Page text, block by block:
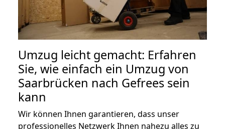
Umzug leicht gemacht: Erfahren
Sie, wie einfach ein Umzug von
Saarbrücken nach Gefrees sein
kann
Wir können Ihnen garantieren, dass unser
professionelles Netzwerk Ihnen nahezu alles zu